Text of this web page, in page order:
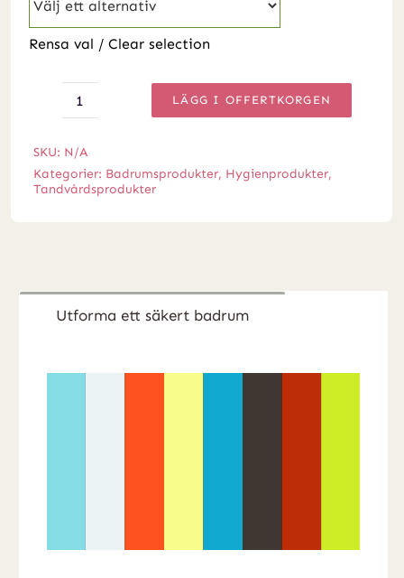
Rensa val / Clear selection
Tandkräm
LÄGG I OFFERTKORGEN
SKU: N/A
Kategorier: Badrumsprodukter, Hygienprodukter,
Tandvårdsprodukter
Utforma ett säkert badrum